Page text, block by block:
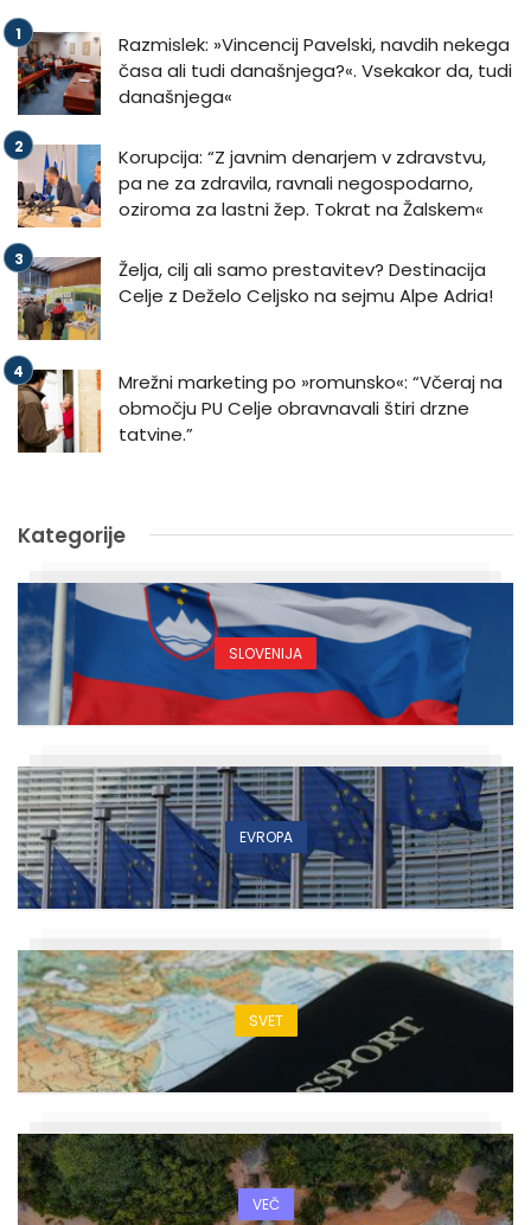
Razmislek: »Vincencij Pavelski, navdih nekega
časa ali tudi današnjega?«. Vsekakor da, tudi
današnjega«
Korupcija: “Z javnim denarjem v zdravstvu,
pa ne za zdravila, ravnali negospodarno,
oziroma za lastni žep. Tokrat na Žalskem«
Želja, cilj ali samo prestavitev? Destinacija
Celje z Deželo Celjsko na sejmu Alpe Adria!
Mrežni marketing po »romunsko«: “Včeraj na
območju PU Celje obravnavali štiri drzne
tatvine.”
Kategorije
SLOVENIJA
EVROPA
SVET
VEČ